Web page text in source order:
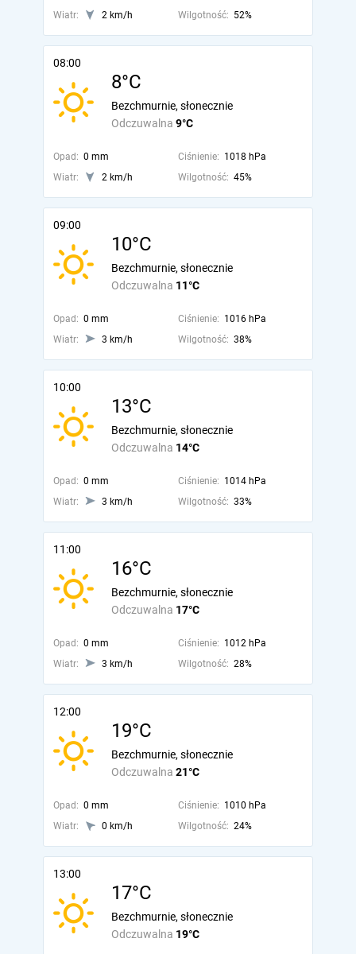
Wiatr: 2 km/h Wilgotność: 52%
08:00
8°C
Odczuwalna 9°C
Bezchmurnie, słonecznie
Opad: 0 mm Ciśnienie: 1018 hPa
Wiatr:
2 km/h Wilgotność: 45%
09:00
10°C
Odczuwalna 11°C
Bezchmurnie, słonecznie
Opad: 0 mm Ciśnienie: 1016 hPa
Wiatr:
3 km/h Wilgotność: 38%
10:00
13°C
Odczuwalna 14°C
Bezchmurnie, słonecznie
Opad: 0 mm Ciśnienie: 1014 hPa
Wiatr:
3 km/h Wilgotność: 33%
11:00
16°C
Odczuwalna 17°C
Bezchmurnie, słonecznie
Opad: 0 mm Ciśnienie: 1012 hPa
Wiatr:
3 km/h Wilgotność: 28%
12:00
19°C
Odczuwalna 21°C
Bezchmurnie, słonecznie
Opad: 0 mm Ciśnienie: 1010 hPa
Wiatr:
0 km/h Wilgotność: 24%
13:00
17°C
Odczuwalna 19°C
Bezchmurnie, słonecznie